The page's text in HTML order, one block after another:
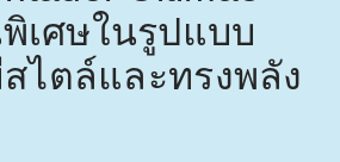
เศษในรูปแบบ
ไตล์และทรงพลัง